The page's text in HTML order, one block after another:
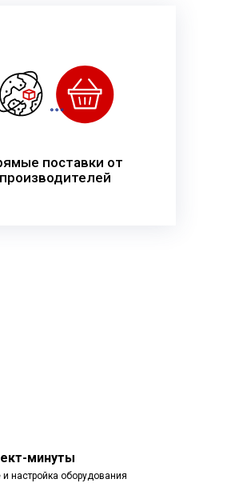
поставки от
производителей
минуты
настройка оборудования